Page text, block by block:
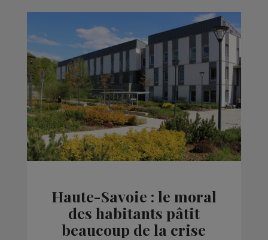
Haute-Savoie : le moral
des habitants pâtit
beaucoup de la crise